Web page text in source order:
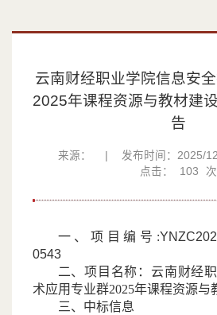
云南财经职业学院信息安
2025年课程资源与教材建
告
来源： 发布时间：2025/
点击：
103 次
一、项目编号 :
0543
二、项目名称： 云南财经
术应用专业群2025年课程资源与
三、中标信息